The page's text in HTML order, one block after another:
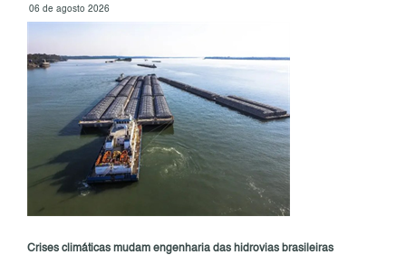
06 de agosto 2026
Crises climáticas mudam engenharia das hidrovias brasileiras